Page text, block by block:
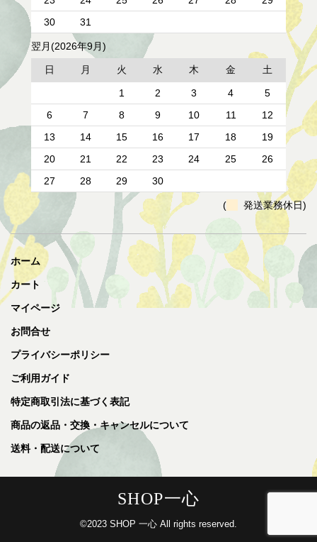
30
31
翌月(2026年9月)
日 月 火 水 木 金 土
1 2 3 4
5
6
7 8 9 10 11
12
13
14 15 16 17 18
19
20
21 22 23 24 25
26
27
28 29 30
( 発送業務休日)
ホーム
カート
マイページ
お問合せ
プライバシーポリシー
ご利用ガイド
特定商取引法に基づく表記
商品の返品・交換・キャンセルについて
送料・配送について
SHOP一心
©2023 SHOP 一心 All rights reserved.